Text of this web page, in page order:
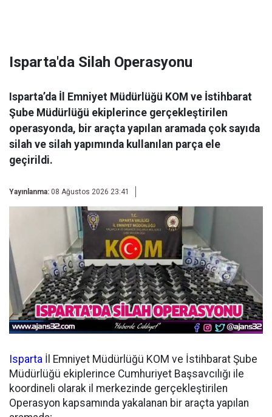
Isparta'da Silah Operasyonu
Isparta’da İl Emniyet Müdürlüğü KOM ve İstihbarat
Şube Müdürlüğü ekiplerince gerçekleştirilen
operasyonda, bir araçta yapılan aramada çok sayıda
silah ve silah yapımında kullanılan parça ele
geçirildi.
Yayınlanma: 08 Ağustos 2026 23:41
Isparta İl Emniyet Müdürlüğü KOM ve İstihbarat Şube
Müdürlüğü ekiplerince Cumhuriyet Başsavcılığı ile
koordineli olarak il merkezinde gerçekleştirilen
Operasyon kapsamında yakalanan bir araçta yapılan